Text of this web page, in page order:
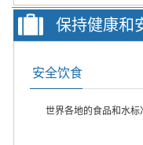
保持健康和
安全饮食
世界各地的食品和水